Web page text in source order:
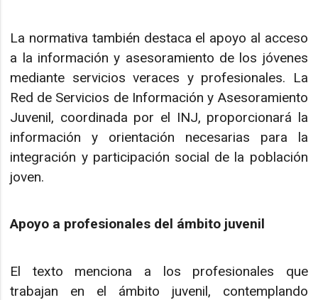
La normativa también destaca el apoyo al acceso
a la información y asesoramiento de los jóvenes
mediante servicios veraces y profesionales. La
Red de Servicios de Información y Asesoramiento
Juvenil, coordinada por el INJ, proporcionará la
información y orientación necesarias para la
integración y participación social de la población
joven.
Apoyo a profesionales del ámbito juvenil
El texto menciona a los profesionales que
trabajan en el ámbito juvenil, contemplando